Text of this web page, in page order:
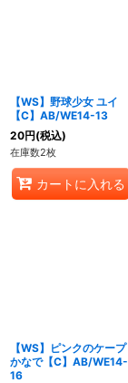
【WS】野球少女 ユイ
【C】AB/WE14-13
20円(税込)
在庫数2枚
カートに入れる
【WS】ピンクのケープ
かなで【C】AB/WE14-
16